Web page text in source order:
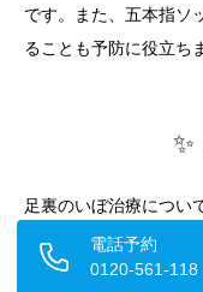
です。また、五本指ソ
ることも予防に役立ち
足裏のいぼ治療につい
答をまとめました。治
電話予約
0120-561-118